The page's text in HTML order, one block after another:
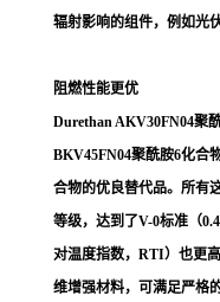
辐射影响的组件，例如光
阻燃性能更优
Durethan AKV30FN04聚
BKV45FN04聚酰胺6化合
合物的优良替代品。所有
等级，达到了V-0标准（
对温度指数，RTI）也更
维增强材料，可满足严格